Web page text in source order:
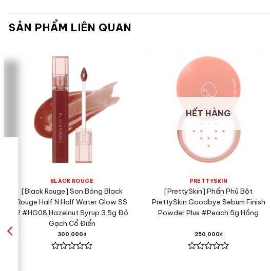
SẢN PHẨM LIÊN QUAN
BLACK ROUGE
[Black Rouge] Son Bóng Black
Rouge Half N Half Water Glow SS
2 #HG08 Hazelnut Syrup 3.5g Đỏ
Gạch Cổ Điển
300,000₫
HẾT HÀNG
PRETTYSKIN
[PrettySkin] Phấn Phủ Bột
PrettySkin Goodbye Sebum Finish
Powder Plus #Peach 5g Hồng
250,000₫